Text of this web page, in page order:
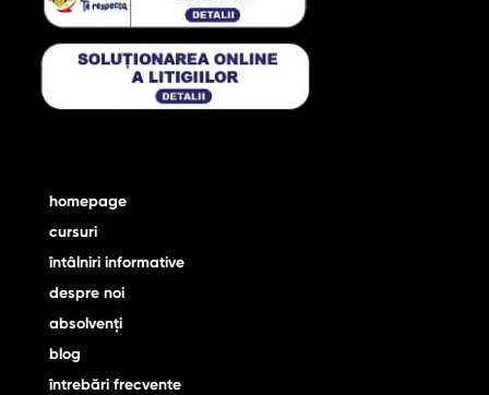
homepage
cursuri
întâlniri informative
despre noi
absolvenţi
blog
întrebări frecvente